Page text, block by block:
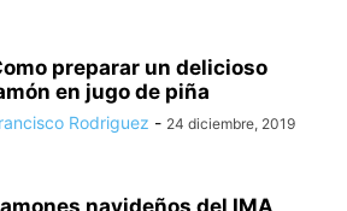
preparar un delicioso
en jugo de piña
Rodriguez - 24 diciembre, 2019
navideños del IMA